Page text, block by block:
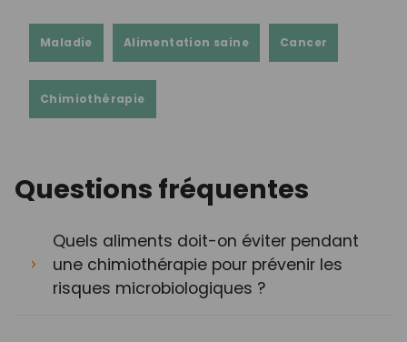
Maladie Alimentation saine Cancer
Chimiothérapie
Questions fréquentes
Quels aliments doit-on éviter pendant
une chimiothérapie pour prévenir les
risques microbiologiques ?